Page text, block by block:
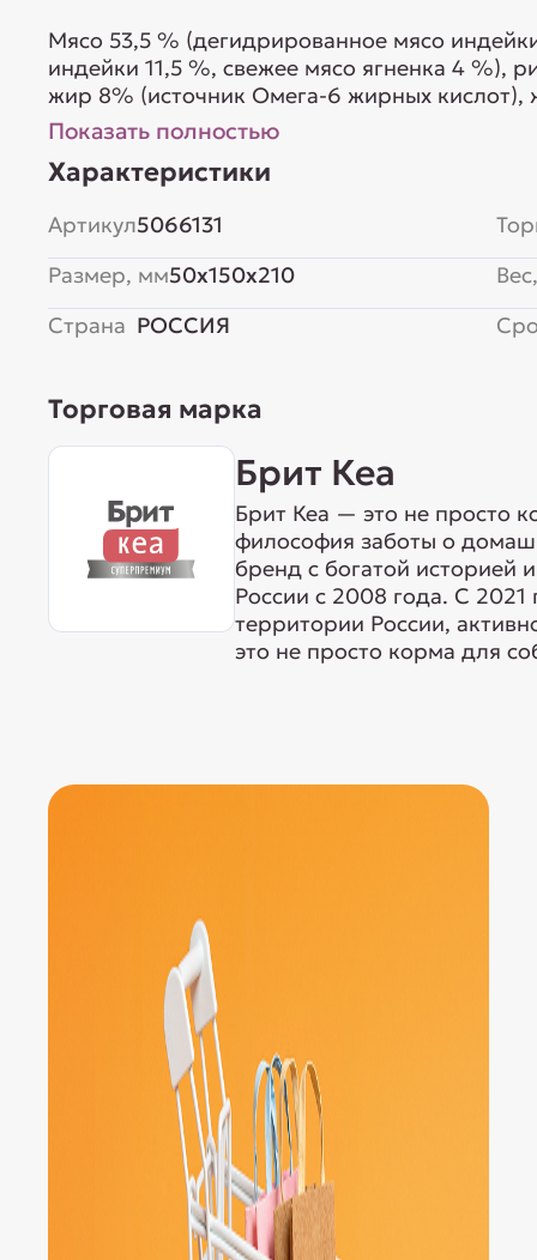
Мясо 53,5 % (дегидрированное мясо
индейки 11,5 %, свежее мясо ягненка 4 %),
жир 8% (источник Омега-6 жирных кислот),
5 %, гидролизованный животный белок 3,5
Показать полностью
Характеристики
Артикул5066131
Размер, мм50x150x210
Страна РОССИЯ
Торговая марка
Брит Кеа
Брит Кеа — это не просто
философия заботы о
бренд с богатой историей
России с 2008 года. С
территории России,
это не просто корма для